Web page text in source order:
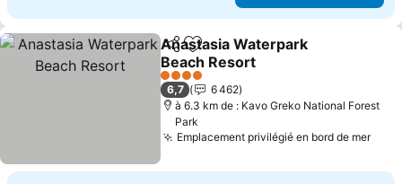
PartagerAjouter à mes favoris
Anastasia Waterpark
Beach Resort
4 Étoiles
6,7
6 462
à 6.3 km de : Kavo Greko National Forest
Park
Emplacement privilégié en bord de mer